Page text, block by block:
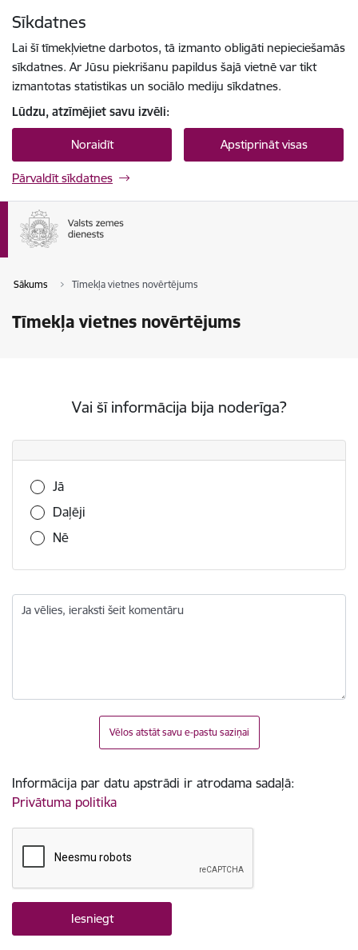
Sīkdatnes
Lai šī tīmekļvietne darbotos, tā izmanto obligāti nepieciešamās
sīkdatnes. Ar Jūsu piekrišanu papildus šajā vietnē var tikt
izmantotas statistikas un sociālo mediju sīkdatnes.
Lūdzu, atzīmējiet savu izvēli:
Noraidīt Apstiprināt visas
Pārvaldīt sīkdatnes
Sākums Tīmekļa vietnes novērtējums
Tīmekļa vietnes novērtējums
Vai šī informācija bija noderīga?
Vai šī informācija bija noderīga?
Jā
Daļēji
Nē
Ja vēlies, ieraksti šeit komentāru
Vēlos atstāt savu e-pastu saziņai
Informācija par datu apstrādi ir atrodama sadaļā:
Privātuma politika